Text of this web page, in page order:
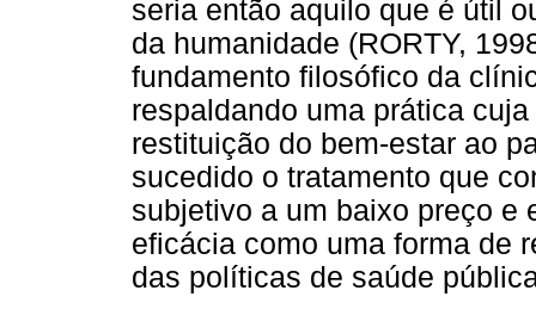
seria então aquilo que é útil
da humanidade (RORTY,
fundamento filosófico da
respaldando uma prática
restituição do bem-estar ao
sucedido o tratamento que
subjetivo a um baixo preço e
eficácia como uma forma de
das políticas de saúde